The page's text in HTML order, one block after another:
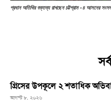
প্রধান অতিথির বক্তব্য রাখছেন চট্টগ্রাম -৪ আসনের
গ্রিসের উপকূলে ২ শতাধিক
আগস্ট ৮, ২০২৬